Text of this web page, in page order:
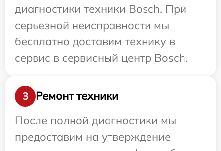
диагностики техники Bosch. При
серьезной неисправности мы
бесплатно доставим технику в
сервис в сервисный центр Bosch.
3
Ремонт техники
После полной диагностики мы
предоставим на утверждение